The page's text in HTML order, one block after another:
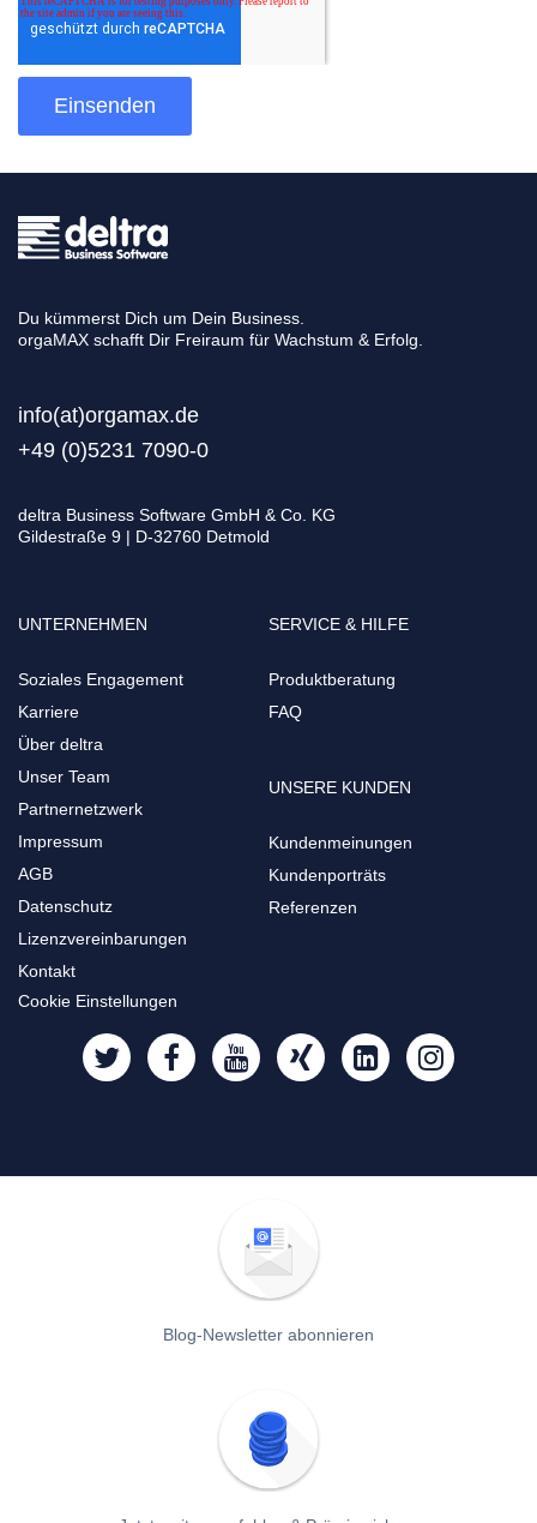
Du kümmerst Dich um Dein Business.
orgaMAX schafft Dir Freiraum für Wachstum & Erfolg.
info(at)orgamax.de
+49 (0)5231 7090-0
deltra Business Software GmbH & Co. KG
Gildestraße 9 | D-32760 Detmold
UNTERNEHMEN
Soziales Engagement
Karriere
Über deltra
Unser Team
Partnernetzwerk
Impressum
AGB
Datenschutz
Lizenzvereinbarungen
Kontakt
SERVICE & HILFE
Produktberatung
FAQ
UNSERE KUNDEN
Kundenmeinungen
Kundenporträts
Referenzen
Cookie Einstellungen
Blog-Newsletter abonnieren